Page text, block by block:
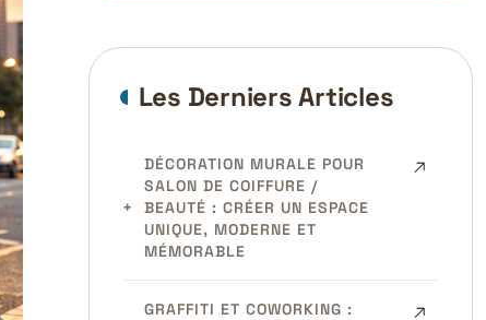
Les Derniers Articles
DÉCORATION MURALE POUR
SALON DE COIFFURE /
BEAUTÉ : CRÉER UN ESPACE
UNIQUE, MODERNE ET
MÉMORABLE
GRAFFITI ET COWORKING :